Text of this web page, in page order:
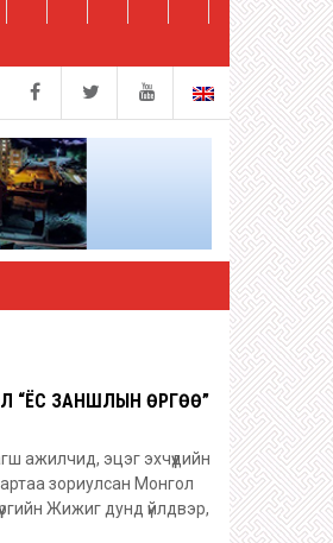
“ЁС ЗАНШЛЫН ӨРГӨӨ”
ажилчид, эцэг эхчүүдийн
зориулсан Монгол
Жижиг дунд үйлдвэр,